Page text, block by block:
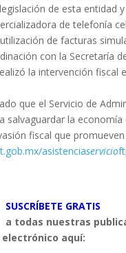
de esta entidad
de telefonía
de facturas
con la Secretaría
la intervención fiscal
que el Servicio de
salvaguardar la
fiscal que
asistenciaservicio
SUSCRÍBETE GRATIS
a todas nuestras
aquí: